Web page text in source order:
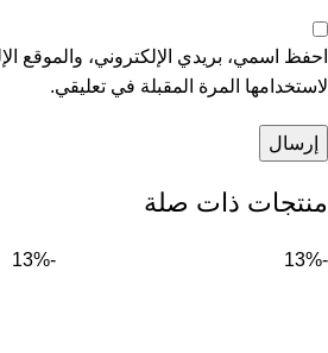
احفظ اسمي، بريدي الإلكتروني، والموقع
لاستخدامها المرة المقبلة في تعليقي.
منتجات ذات صلة
-13%
-13%